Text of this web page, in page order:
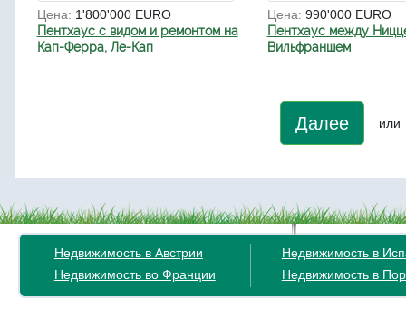
Цена: 1'800'000 EURO
Пентхаус с видом и ремонтом на
Кап-Ферра, Ле-Кап
Цена: 990'000 EURO
Пентхаус между
Вильфраншем
Далее или
Недвижимость в Австрии
Недвижимость во Франции
Недвижимость в
Недвижимость в